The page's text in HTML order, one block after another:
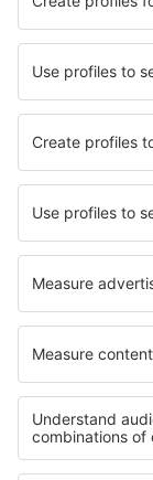
Unterkunft in
Die besten
Unterkunft in
Unterkunft an
Unterkunft in
Unterkunft an der
Unterkunft auf